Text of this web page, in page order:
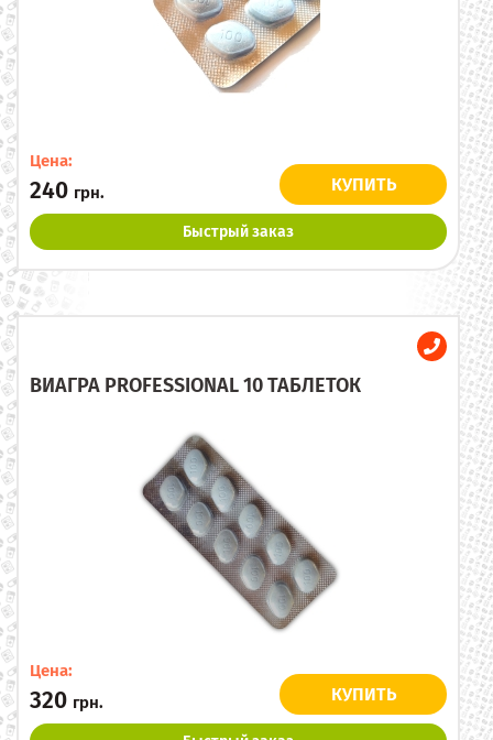
Цена:
240 грн. КУПИТЬ
Быстрый заказ
ВИАГРА PROFESSIONAL 10 ТАБЛЕТОК
Цена:
320 грн. КУПИТЬ